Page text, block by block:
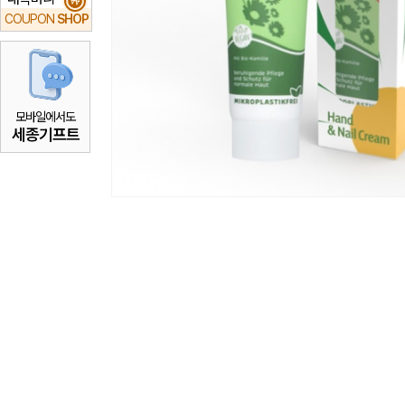
COUPON SHOP
모바일에서도
세종기프트